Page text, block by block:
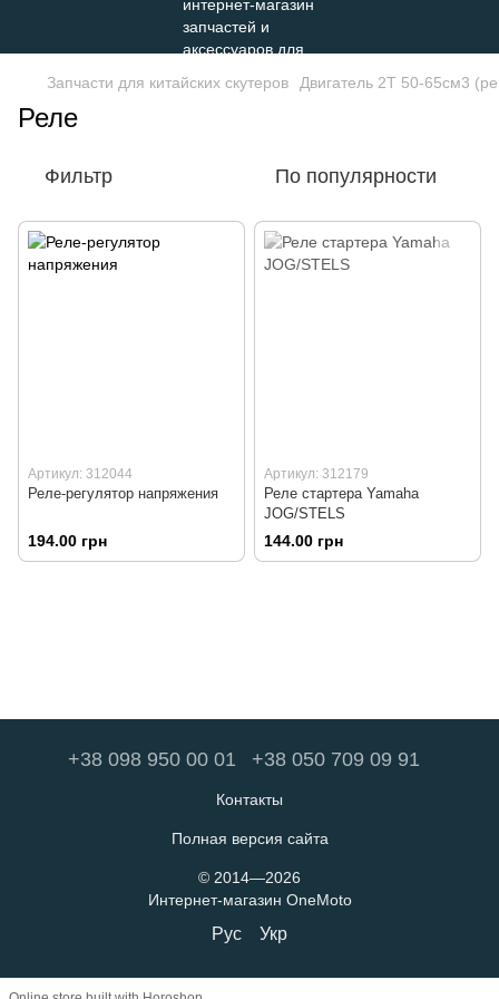
Запчасти для китайских скутеров Двигатель 2Т 50-65см3
Реле
Фильтр По популярности
Артикул: 312044
Реле-регулятор напряжения
194.00 грн
Артикул: 312179
Реле стартера Yamaha
JOG/STELS
144.00 грн
+38 098 950 00 01 +38 050 709 09 91
Контакты
Полная версия сайта
© 2014—2026
Интернет-магазин OneMoto
Рус Укр